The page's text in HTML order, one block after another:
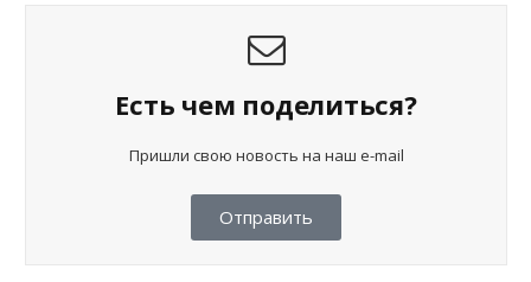
Есть чем поделиться?
Пришли свою новость на наш e-mail
Отправить